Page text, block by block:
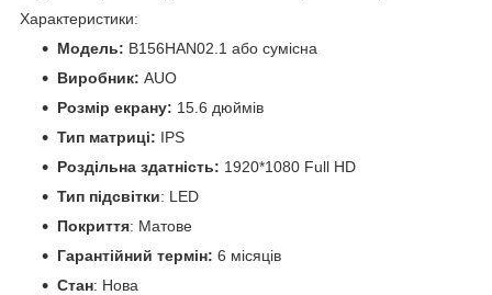
Характеристики:
Модель: B156HAN02.1 або сумісна
Виробник: AUO
Розмір екрану: 15.6 дюймів
Тип матриці: IPS
Роздільна здатність: 1920*1080 Full HD
Тип підсвітки: LED
Покриття: Матове
Гарантійний термін: 6 місяців
Стан: Нова